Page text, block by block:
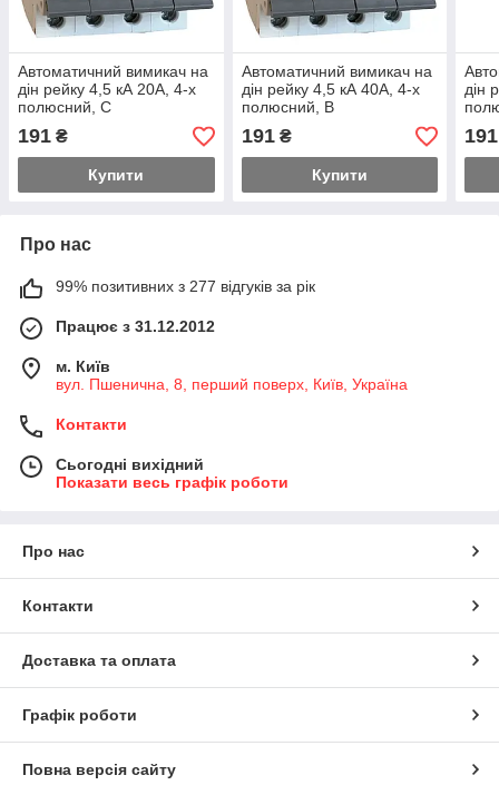
Автоматичний вимикач на
дін рейку 4,5 кА 20А, 4-х
полюсний, C
191 ₴
Купити
Автоматичний вимикач на
дін рейку 4,5 кА 40А, 4-х
полюсний, В
191₴
Купити
дін
191
Про нас
99% позитивних з 277 відгуків за рік
Працює з 31.12.2012
м. Київ
вул. Пшенична, 8, перший поверх, Київ, Україна
Контакти
Сьогодні вихідний
Показати весь графік роботи
Про нас
Контакти
Доставка та оплата
Графік роботи
Повна версія сайту